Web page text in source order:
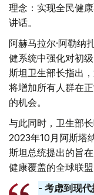
理念：实现全民健
讲话。
阿赫马拉尔·阿勒纳
健系统中强化对初
斯坦卫生部长指出
将增加所有人群在
的机会。
与此同时，卫生部
2023年10月阿斯塔
斯坦总统提出的旨
健康覆盖的全球联盟
- 考虑到现